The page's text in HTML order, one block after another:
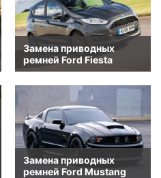
Замена приводных
ремней Ford Fiesta
Замена приводных
ремней Ford Mustang